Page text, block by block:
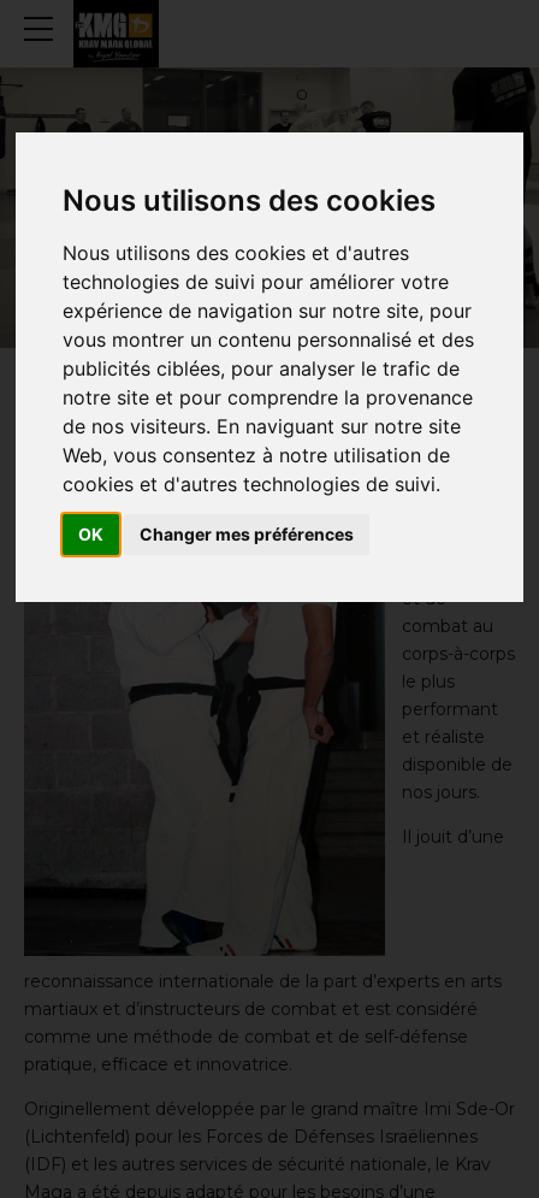
Nous utilisons des cookies
Nous utilisons des cookies et d'autres
technologies de suivi pour améliorer votre
expérience de navigation sur notre site, pour
vous montrer un contenu personnalisé et des
publicités ciblées, pour analyser le trafic de
notre site et pour comprendre la provenance
de nos visiteurs. En naviguant sur notre site
Web, vous consentez à notre utilisation de
cookies et d'autres technologies de suivi.
OK Changer mes préférences
HISTORIQUE
À PROPOS DUKRAV MAGA
Le Krav
et de
combat au
corps-à-corps
le plus
performant
et réaliste
disponible de
nos jours.
Il jouit d’une
reconnaissance internationale de la part d’experts en arts
martiaux et d’instructeurs de combat et est considéré
comme une méthode de combat et de self-défense
pratique, efficace et innovatrice.
Originellement développée par le grand maître Imi Sde-Or
(Lichtenfeld) pour les Forces de Défenses Israëliennes
(IDF) et les autres services de sécurité nationale, le Krav
Maga a été depuis adapté pour les besoins d’une